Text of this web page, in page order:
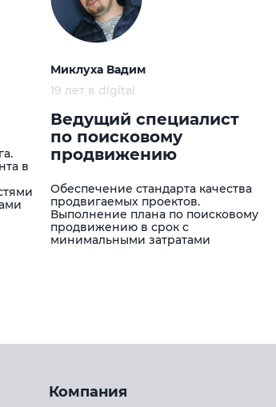
в
Миклуха Вадим
19 лет в digital
Ведущий специалист
по поисковому
продвижению
Обеспечение стандарта качества
продвигаемых проектов.
Выполнение плана по поисковому
продвижению в срок с
минимальными затратами
Компания